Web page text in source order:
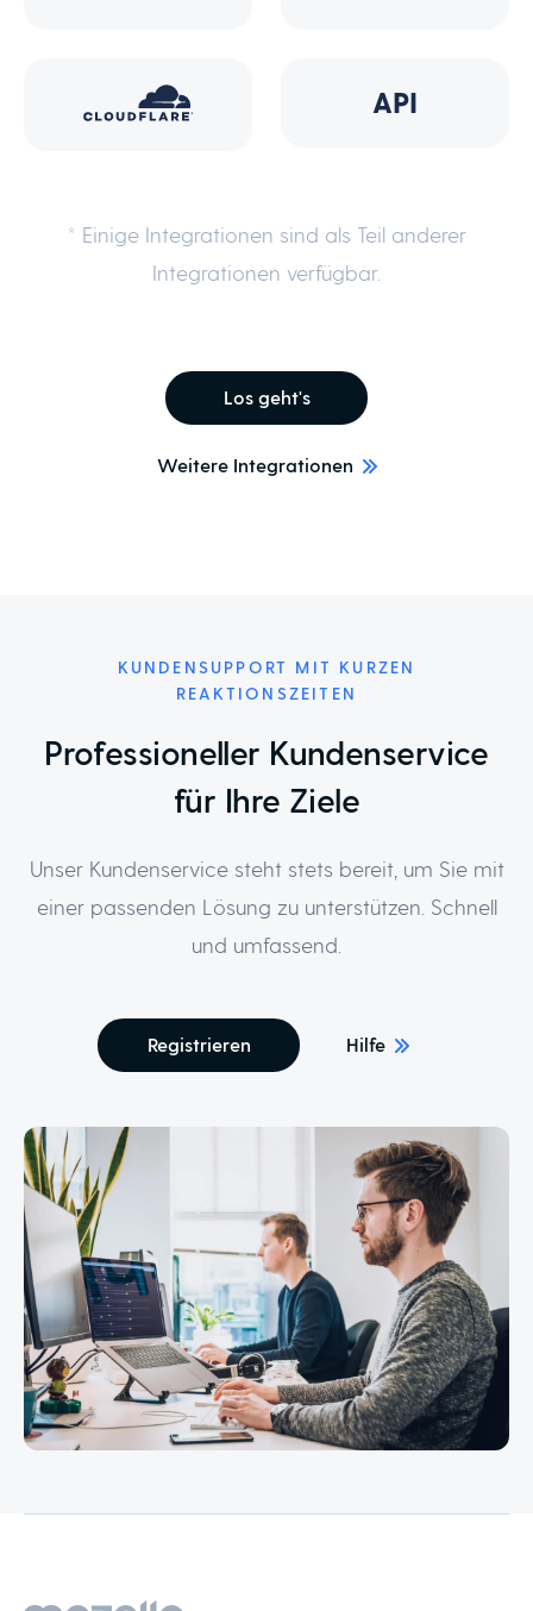
API
* Einige Integrationen sind als Teil anderer
Integrationen verfügbar.
Los geht's
Weitere Integrationen
KUNDENSUPPORT MIT KURZEN
REAKTIONSZEITEN
Professioneller Kundenservice
für Ihre Ziele
Unser Kundenservice steht stets bereit, um Sie mit
einer passenden Lösung zu unterstützen. Schnell
und umfassend.
Registrieren Hilfe